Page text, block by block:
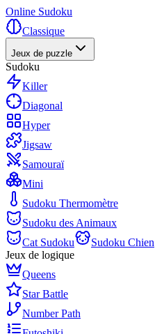
Online Sudoku
Classique
Jeux de puzzle
Sudoku
Killer
Diagonal
Hyper
Jigsaw
Samouraï
Mini
Sudoku Thermomètre
Sudoku des Animaux
Cat Sudoku
Sudoku Chien
Jeux de logique
Queens
Star Battle
Number Path